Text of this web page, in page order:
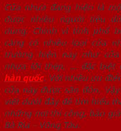
Cửa nhựa đang hiện là
được nhiều người tiêu
dùng. Chính vì tính phổ
càng có nhiều loại cửa
trường hiện nay như cửa
nhựa lõi thép, … đặc biệt
hàn quốc. Với nhiều ưu
cửa này được săn đón.
viết dưới đây để tìm hiểu
những nơi thi công, báo
Bà Rịa – Vũng Tàu.